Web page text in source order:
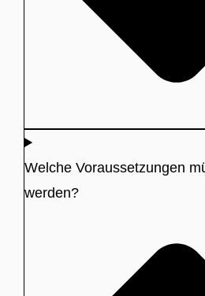
Welche Voraussetzungen
werden?